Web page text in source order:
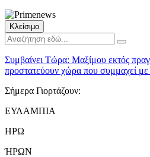
Κλείσιμο
Συμβαίνει Τώρα: Μαξίμου εκτός
προστατεύουν χώρα που συμμαχεί με
Σήμερα Γιορτάζουν:
ΕΥΛΑΜΠΙΑ
ΗΡΩ
ΉΡΩΝ